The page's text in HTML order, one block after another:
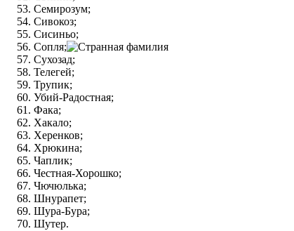
Семирозум;
Сивокоз;
Сисиньо;
Сопля;
Сухозад;
Телегей;
Трупик;
Убий-Радостная;
Фака;
Хакало;
Херенков;
Хрюкина;
Чаплик;
Честная-Хорошко;
Чючюлька;
Шнурапет;
Шура-Бура;
Шутер.